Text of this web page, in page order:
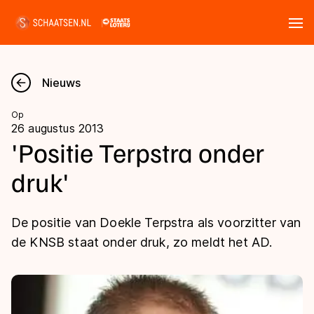
Nieuws
Kalender
Disciplines
Langebaan
Uitslagen
Shorttrack
Tijden & historie
Ranglijsten Langebaan
Nieuws
Op
26 augustus 2013
'Positie Terpstra onder
druk'
De positie van Doekle Terpstra als voorzitter van
de KNSB staat onder druk, zo meldt het AD.